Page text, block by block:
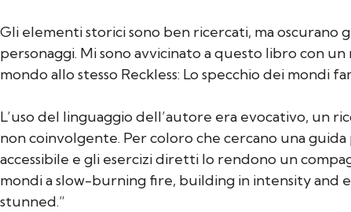
Gli elementi storici sono ben ricercati, ma
personaggi. Mi sono avvicinato a questo libro con
mondo allo stesso Reckless: Lo specchio dei
L’uso del linguaggio dell’autore era evocativo, un
non coinvolgente. Per coloro che cercano una
accessibile e gli esercizi diretti lo rendono un
mondi a slow-burning fire, building in intensity and
stunned.”